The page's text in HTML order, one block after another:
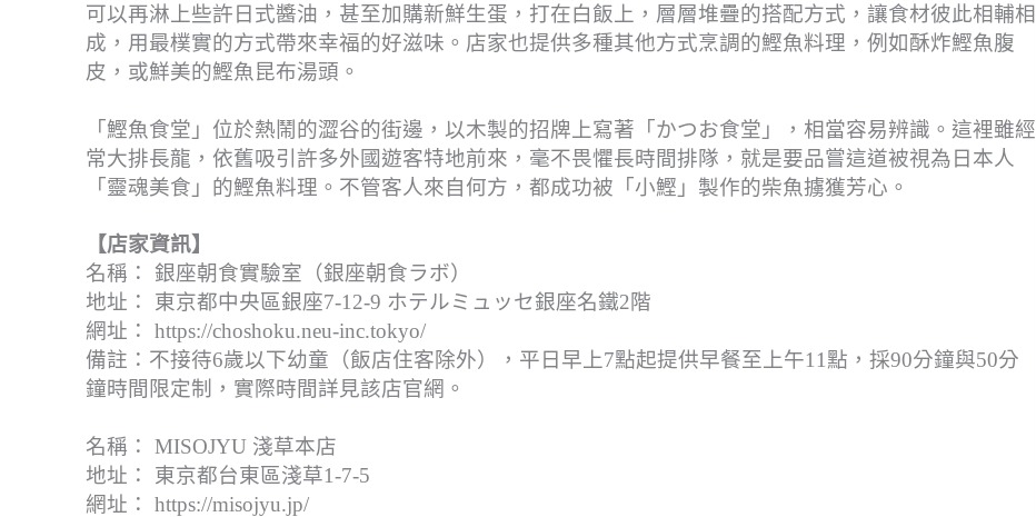
可以再淋上些許日式醬油，甚至加購新鮮生蛋，打在白飯上，層層堆疊的搭配方式，讓食材彼此相輔相
成，用最樸實的方式帶來幸福的好滋味。店家也提供多種其他方式烹調的鰹魚料理，例如酥炸鰹魚腹
皮，或鮮美的鰹魚昆布湯頭。
「鰹魚食堂」位於熱鬧的澀谷的街邊，以木製的招牌上寫著「かつお食堂」，相當容易辨識。這裡雖經
常大排長龍，依舊吸引許多外國遊客特地前來，毫不畏懼長時間排隊，就是要品嘗這道被視為日本人
「靈魂美食」的鰹魚料理。不管客人來自何方，都成功被「小鰹」製作的柴魚擄獲芳心。
【店家資訊】
名稱： 銀座朝食實驗室（銀座朝食ラボ）
地址： 東京都中央區銀座7-12-9 ホテルミュッセ銀座名鐵2階
網址： https://choshoku.neu-inc.tokyo/
備註：不接待6歲以下幼童（飯店住客除外），平日早上7點起提供早餐至上午11點，採90分鐘與50分
鐘時間限定制，實際時間詳見該店官網。
名稱： MISOJYU 淺草本店
地址： 東京都台東區淺草1-7-5
網址： https://misojyu.jp/